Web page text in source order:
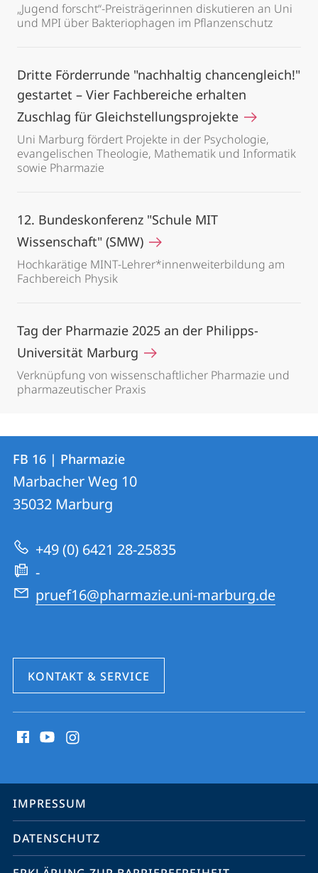
„Jugend forscht“-Preisträgerinnen diskutieren an Uni
und MPI über Bakteriophagen im Pflanzenschutz
Dritte Förderrunde "nachhaltig chancengleich!"
gestartet – Vier Fachbereiche erhalten
Zuschlag für Gleichstellungsprojekte
Uni Marburg fördert Projekte in der Psychologie,
evangelischen Theologie, Mathematik und Informatik
sowie Pharmazie
12. Bundeskonferenz "Schule MIT
Wissenschaft" (SMW)
Hochkarätige MINT-Lehrer*innenweiterbildung am
Fachbereich Physik
Tag der Pharmazie 2025 an der Philipps-
Universität Marburg
Verknüpfung von wissenschaftlicher Pharmazie und
pharmazeutischer Praxis
Kontakt
und
Informationen
zur
Website
Kontaktinformationen
FB
16
|
Pharmazie
FB 16 | Pharmazie
Marbacher Weg 10
35032 Marburg
+49 (0) 6421 28-25835
-
pruef16@pharmazie.uni-marburg.de
KONTAKT & SERVICE
Media
Service-
Navigation
IMPRESSUM
DATENSCHUTZ